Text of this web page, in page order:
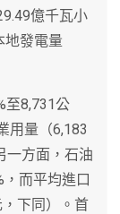
億千瓦小
地發電量
至8,731公
用量（6,183
一方面，石油
而平均進口
下同）。首